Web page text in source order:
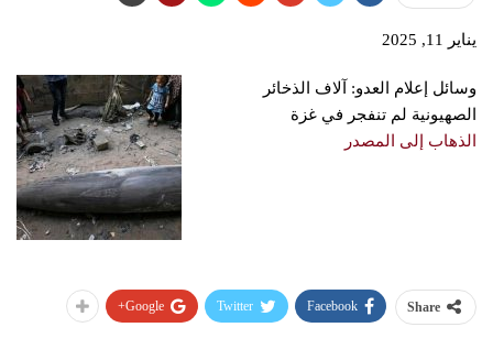
يناير 11, 2025
وسائل إعلام العدو: آلاف الذخائر
الصهيونية لم تنفجر في غزة
الذهاب إلى المصدر
Share
Facebook
Twitter
Google+